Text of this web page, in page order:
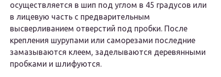
осуществляется в шип под углом в 45 градусов или
в лицевую часть с предварительным
высверливанием отверстий под пробки. После
крепления шурупами или саморезами последние
замазываются клеем, заделываются деревянными
пробками и шлифуются.